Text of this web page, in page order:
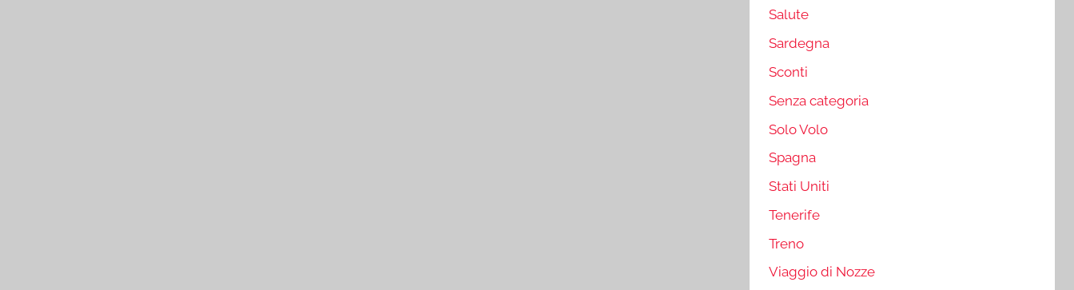
Salute
Sardegna
Sconti
Senza categoria
Solo Volo
Spagna
Stati Uniti
Tenerife
Treno
Viaggio di Nozze